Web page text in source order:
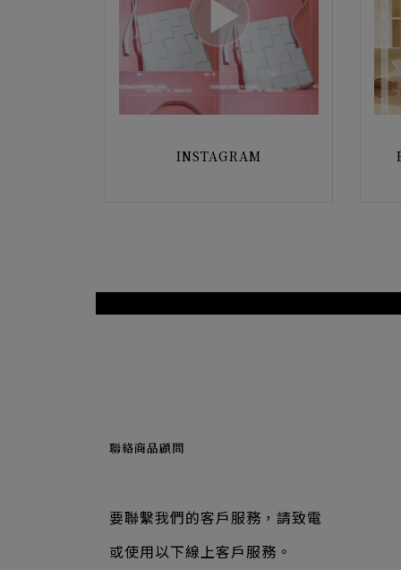
INSTAGRAM
聯絡商品顧問
要聯繫我們的客戶服務，請致電
或使用以下線上客戶服務。